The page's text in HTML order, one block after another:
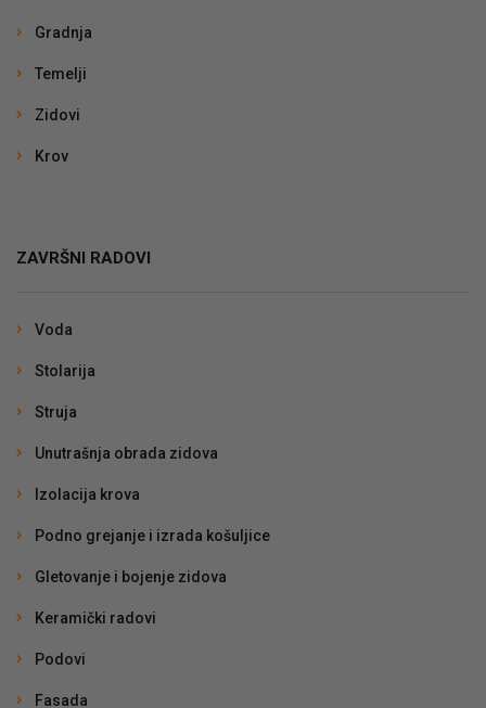
Gradnja
Temelji
Zidovi
Krov
ZAVRŠNI RADOVI
Voda
Stolarija
Struja
Unutrašnja obrada zidova
Izolacija krova
Podno grejanje i izrada košuljice
Gletovanje i bojenje zidova
Keramički radovi
Podovi
Fasada